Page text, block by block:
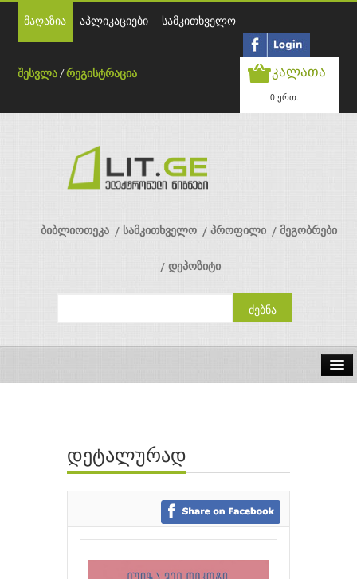
მაღაზია აპლიკაციები სამკითხველო
შესვლა /რეგისტრაცია კალათა
0 ერთ.
ბიბლიოთეკა სამკითხველო პროფილი მეგობრები
დეპოზიტი
ავტორები
გამომცემლობები
დეტალურად